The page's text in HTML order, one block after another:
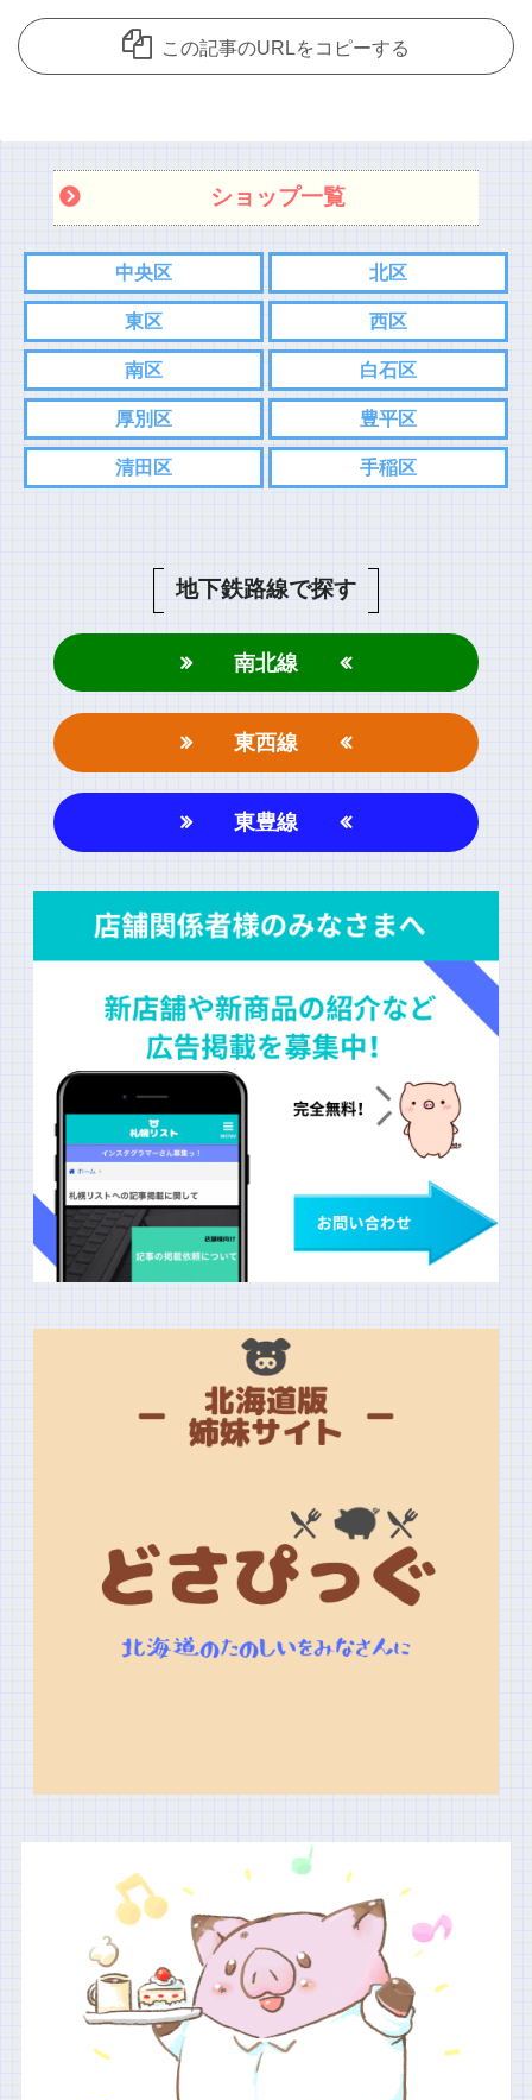
この記事のURLをコピーする
ショップ一覧
中央区 北区
東区 西区
南区 白石区
厚別区 豊平区
清田区 手稲区
地下鉄路線で探す
南北線
東西線
東豊線